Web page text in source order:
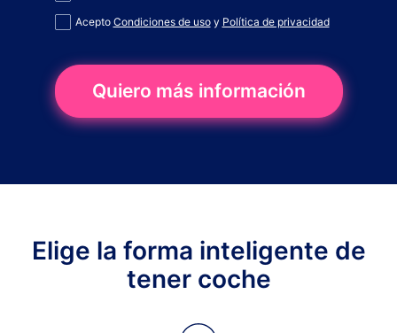
Acepto Condiciones de usoy Política de privacidad
Quiero más información
Elige la forma inteligente de
tener coche